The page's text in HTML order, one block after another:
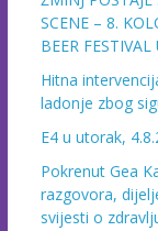
SCENE – 8.
BEER
Hitna
ladonje zbog
E4 u utorak,
Pokrenut Gea
razgovora,
svijesti o